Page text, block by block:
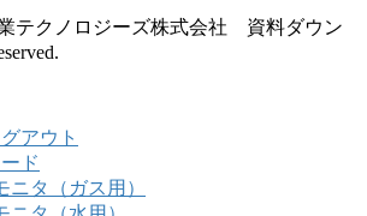
テクノロジーズ株式会社 資料ダウン
アウト
ド
ニタ（ガス用）